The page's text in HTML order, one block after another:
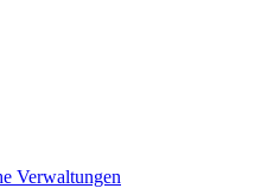
Verwaltungen